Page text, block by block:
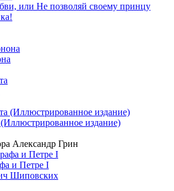
или Не позволяй своему принцу
издание)
Александр Грин
и Петре I
Шиповских